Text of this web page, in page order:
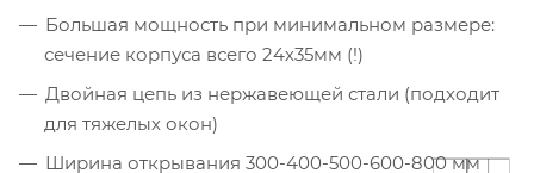
Большая мощность при минимальном размере:
сечение корпуса всего 24х35мм (!)
Двойная цепь из нержавеющей стали (подходит
для тяжелых окон)
Ширина открывания 300-400-500-600-800 мм